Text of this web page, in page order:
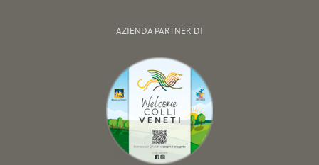
AZIENDA PARTNER DI